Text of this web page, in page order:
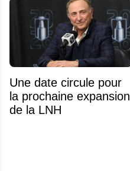
Une date circule pour
la prochaine expansion
de la LNH